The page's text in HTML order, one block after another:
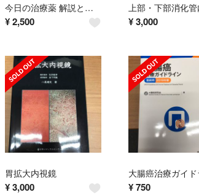
今日の治療薬 解説と便覧 ２０２０年版
¥ 2,500 ¥3,000
胃拡大内視鏡
¥ 3,000 ¥750